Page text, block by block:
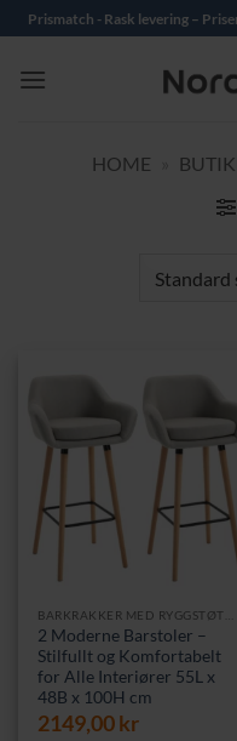
Skip
to
content
Prismatch - Rask levering –
HOME
2 Moderne Barstoler –
Stilfullt og Komfortabelt
for Alle Interiører 55L x
48B x 100H cm
2149,00kr